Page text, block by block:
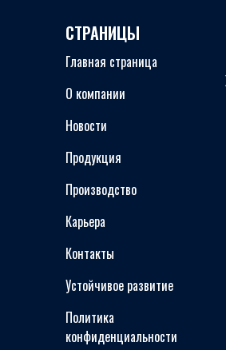
СТРАНИЦЫ
Главная страница
О компании
Новости
Продукция
Производство
Карьера
Контакты
Устойчивое развитие
Политика
конфиденциальности